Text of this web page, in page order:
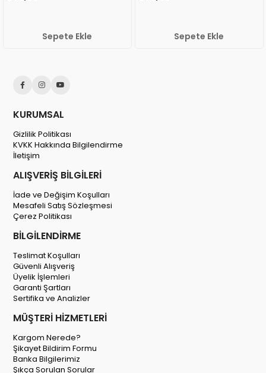
Sepete Ekle Sepete Ekle
KURUMSAL
Gizlilik Politikası
KVKK Hakkında Bilgilendirme
İletişim
ALIŞVERİŞ BİLGİLERİ
İade ve Değişim Koşulları
Mesafeli Satış Sözleşmesi
Çerez Politikası
BİLGİLENDİRME
Teslimat Koşulları
Güvenli Alışveriş
Üyelik İşlemleri
Garanti Şartları
Sertifika ve Analizler
MÜŞTERİ HİZMETLERİ
Kargom Nerede?
Şikayet Bildirim Formu
Banka Bilgilerimiz
Şıkça Sorulan Sorular